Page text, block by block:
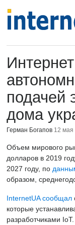
подачей
дома
Герман Богапов 12 мая
Объем мирового
долларов в 2019
2027 году, по
образом,
InternetUA сообщал
которые
разработчиками